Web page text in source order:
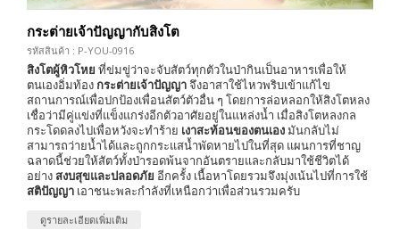
กระต่ายเจ้าปัญญากับสิงโต
รหัสสินค้า : P-YOU-0916
สิงโตผู้หิวโหย ที่ข่มขู่ว่าจะจับสัตว์ทุกตัวในป่ากินเป็นอาหารเพื่อให้
ตนเองอิ่มท้องกระต่ายเจ้าปัญญาจึงอาสาใช้ไหวพริบเข้าแก้ไข
สถานการณ์เพื่อปกป้องเพื่อนสัตว์ตัวอื่น ๆ โดยการล่อหลอกให้สิงโตหลง
เชื่อว่ามีคู่แข่งที่แข็งแกร่งอีกตัวอาศัยอยู่ในแหล่งน้ำ เมื่อสิงโตหลงกล
กระโดดลงไปเพื่อหวังจะทำร้าย เงาสะท้อนของตนเองมันกลับไม่
สามารถว่ายน้ำได้และถูกกระแสน้ำพัดหายไปในที่สุด แผนการที่ชาญ
ฉลาดนี้ช่วยให้สัตว์ทั้งป่ารอดพ้นจากอันตรายและกลับมาใช้ชีวิตได้
อย่างสงบสุขและปลอดภัย อีกครั้ง เนื้อหาโดยรวมจึงมุ่งเน้นไปที่การใช้
สติปัญญา เอาชนะพละกำลังที่เหนือกว่าเพื่อส่วนรวมครับ
ดูรายละเอียดเพิ่มเติม